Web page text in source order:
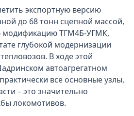
экспортную версию
до 68 тонн сцепной массой,
модификацию ТГМ4Б-УГМК,
глубокой модернизации
В ходе этой
автоагрегатном
все основные узлы,
– это значительно
локомотивов.